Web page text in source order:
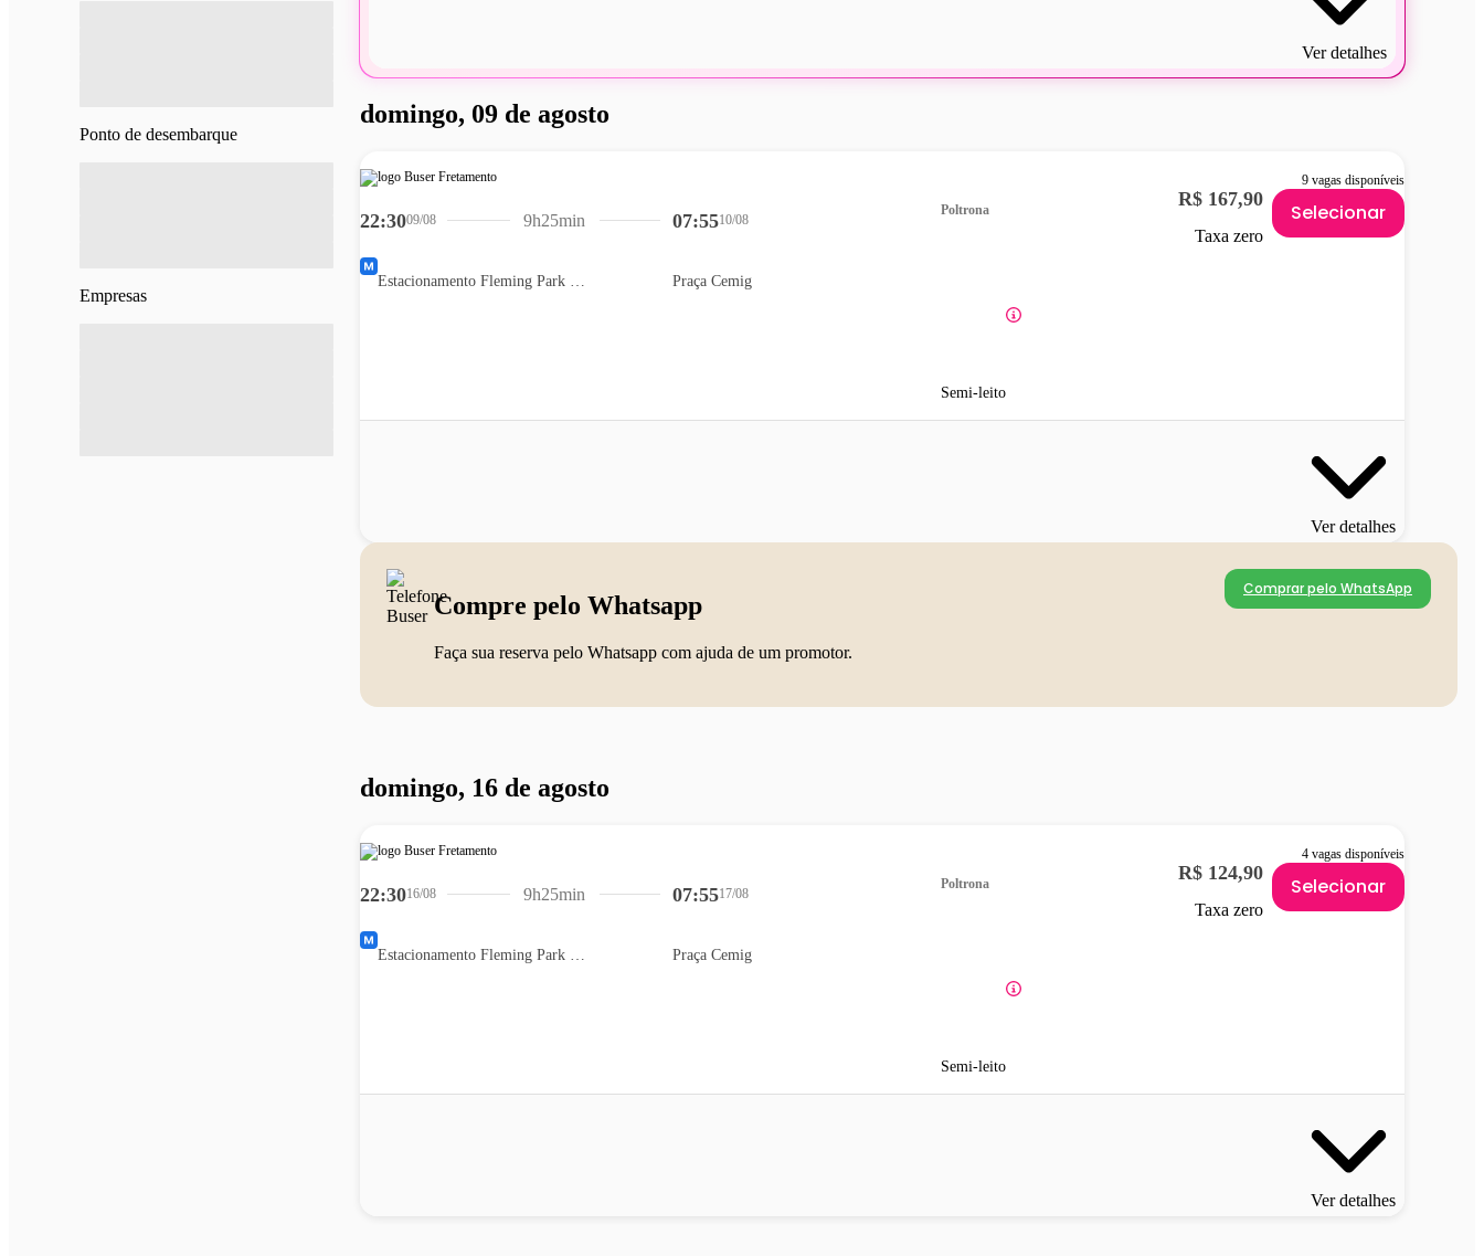
Ponto de desembarque
Empresas
Ver detalhes
domingo, 09 de agosto
9 vagas disponíveis
22:3009/08 07:5510/08
Praça Cemig
9h25min
Poltrona
Semi-leito
R$ 167,90
Taxa zero
Selecionar
Ver detalhes
Compre pelo Whatsapp
Faça sua reserva pelo Whatsapp com ajuda de um promotor.
Comprar pelo WhatsApp
domingo, 16 de agosto
4 vagas disponíveis
22:3016/08 07:5517/08
Praça Cemig
9h25min
Poltrona
Semi-leito
R$ 124,90
Taxa zero
Selecionar
Ver detalhes